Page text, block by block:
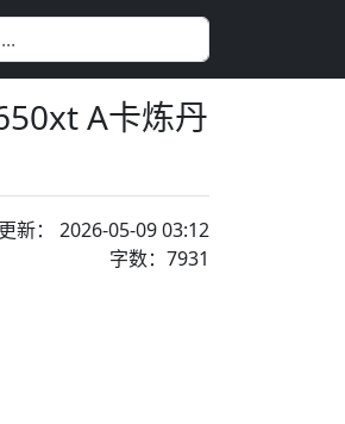
A卡炼丹
更新： 2026-05-09 03:12
字数：7931